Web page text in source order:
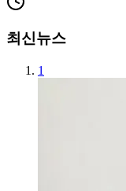
최신뉴스
1